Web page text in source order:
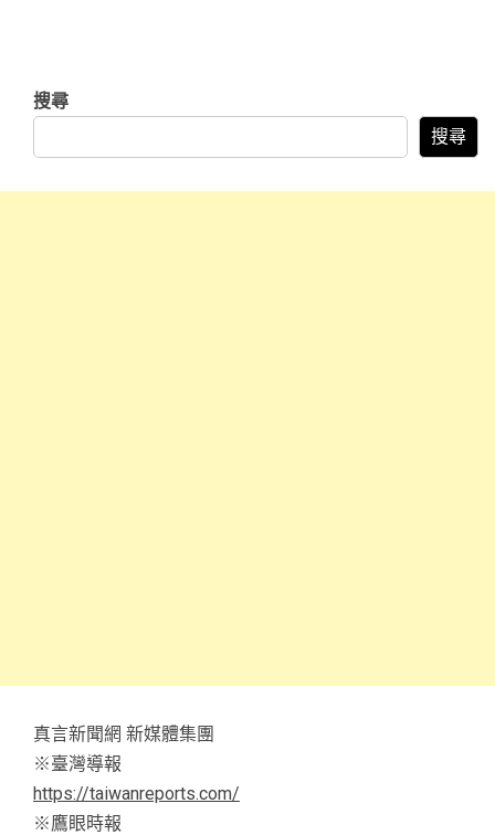
搜尋
搜尋
真言新聞網 新媒體集團
※臺灣導報
https://taiwanreports.com/
※鷹眼時報